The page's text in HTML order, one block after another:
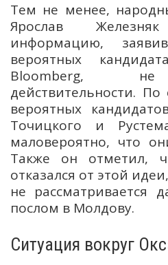
Тем не менее,
Ярослав
информацию,
вероятных
Bloomberg, не
действительности.
вероятных
Точицкого и
маловероятно, что
Также он отметил,
отказался от этой
не рассматривается
послом в Молдову.
Ситуация вокруг